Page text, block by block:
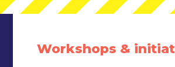
Workshops &